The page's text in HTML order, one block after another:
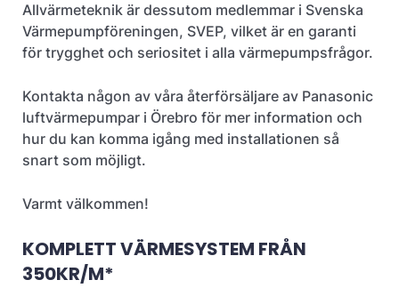
Allvärmeteknik är dessutom medlemmar i Svenska
Värmepumpföreningen, SVEP, vilket är en garanti
för trygghet och seriositet i alla värmepumpsfrågor.
Kontakta någon av våra återförsäljare av Panasonic
luftvärmepumpar i Örebro för mer information och
hur du kan komma igång med installationen så
snart som möjligt.
Varmt välkommen!
KOMPLETT VÄRMESYSTEM FRÅN
350KR/M*